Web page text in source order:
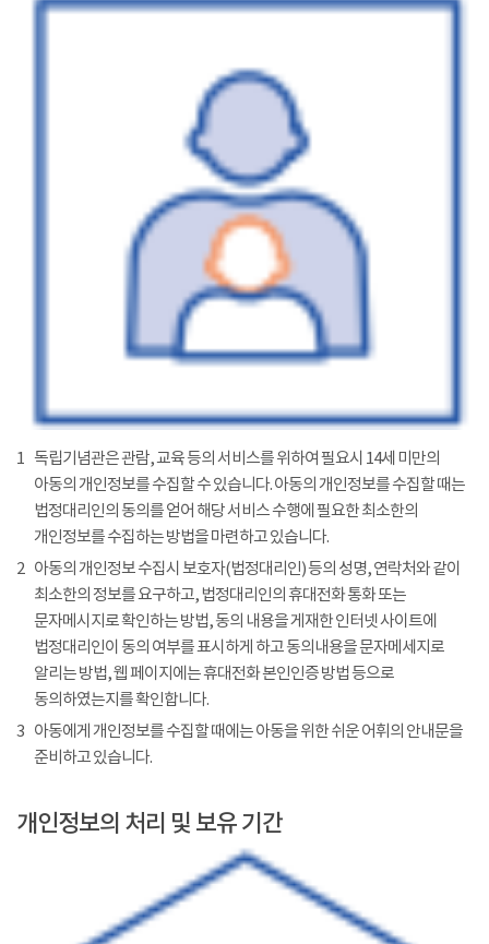
1 독립기념관은 관람, 교육 등의 서비스를 위하여 필요시 14세 미만의
아동의 개인정보를 수집할 수 있습니다. 아동의 개인정보를 수집할 때는
법정대리인의 동의를 얻어 해당 서비스 수행에 필요한 최소한의
개인정보를 수집하는 방법을 마련하고 있습니다.
2 아동의 개인정보 수집시 보호자(법정대리인) 등의 성명, 연락처와 같이
최소한의 정보를 요구하고, 법정대리인의 휴대전화 통화 또는
문자메시지로 확인하는 방법, 동의 내용을 게재한 인터넷 사이트에
법정대리인이 동의 여부를 표시하게 하고 동의내용을 문자메세지로
알리는 방법, 웹 페이지에는 휴대전화 본인인증 방법 등으로
동의하였는지를 확인합니다.
3 아동에게 개인정보를 수집할 때에는 아동을 위한 쉬운 어휘의 안내문을
준비하고 있습니다.
개인정보의 처리 및 보유 기간